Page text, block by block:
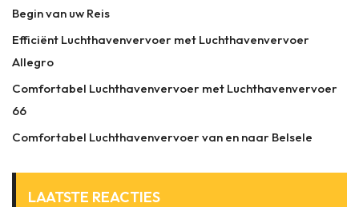
Begin van uw Reis
Efficiënt Luchthavenvervoer met Luchthavenvervoer
Allegro
Comfortabel Luchthavenvervoer met Luchthavenvervoer
66
Comfortabel Luchthavenvervoer van en naar Belsele
LAATSTE REACTIES